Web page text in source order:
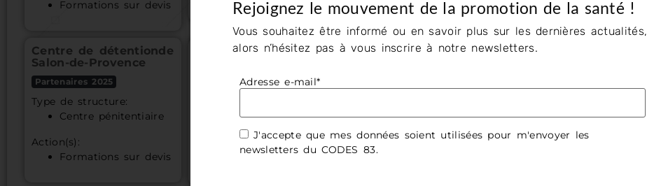
Formations sur devis
Centre de détentionde
Salon-de-Provence
Partenaires 2025
Type de structure:
Centre pénitentiaire
Action(s):
Formations sur devis
Avodd Hyères
Type de structure:
soins
Action(s):
Rejoignez le mouvement de la promotion de la santé !
Vous souhaitez être informé ou en savoir plus sur les dernières actualités,
alors n’hésitez pas à vous inscrire à notre newsletters.
Adresse e-mail*
J'accepte que mes données soient utilisées pour m'envoyer les
newsletters du CODES 83.